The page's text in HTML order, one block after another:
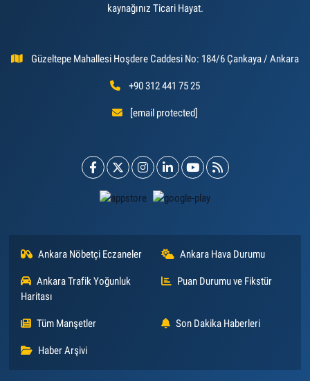
kaynağınız Ticari Hayat.
Güzeltepe Mahallesi Hoşdere Caddesi No: 184/6 Çankaya / Ankara
+90 312 441 75 25
[email protected]
Ankara Nöbetçi Eczaneler Ankara Hava Durumu
Ankara Trafik Yoğunluk
Haritası
Puan Durumu ve Fikstür
Tüm Manşetler Son Dakika Haberleri
Haber Arşivi